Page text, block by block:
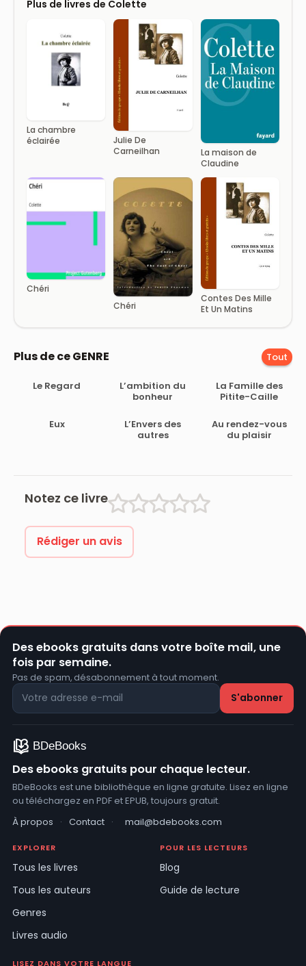
Plus de livres de Colette
La chambre
éclairée
Julie De
Carneilhan
La maison de
Claudine
Chéri
Chéri
Contes Des Mille
Et Un Matins
Plus de ce GENRE Tout
Le Regard
L’ambition du
bonheur
La Famille des
Pitite-Caille
Eux
L’Envers des
autres
Au rendez-vous
du plaisir
Notez ce livre
Rédiger un avis
Des ebooks gratuits dans votre boîte mail, une
fois par semaine.
Pas de spam, désabonnement à tout moment.
Des ebooks gratuits pour chaque lecteur.
BDeBooks est une bibliothèque en ligne gratuite. Lisez en ligne
ou téléchargez en PDF et EPUB, toujours gratuit.
À propos
· Contact · mail@bdebooks.com
EXPLORER
Tous les livres
Tous les auteurs
Genres
Livres audio
POUR LES LECTEURS
Blog
Guide de lecture
LISEZ DANS VOTRE LANGUE